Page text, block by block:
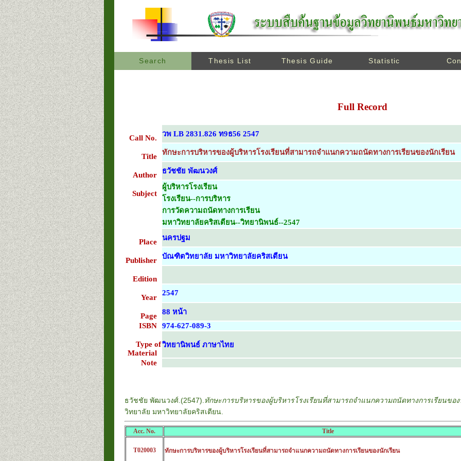
Search Thesis List Thesis Guide Statistic
Full Record
Call No. วพ LB 2831.826 ท9ธ56 2547
Title ทักษะการบริหารของผู้บริหารโรงเรียนที่สามารถจำแนกความถนัดทางการเรียนของนักเรียน
Author ธวัชชัย พัฒนวงศ์
Subject
ผู้บริหารโรงเรียน
โรงเรียน--การบริหาร
การวัดความถนัดทางการเรียน
มหาวิทยาลัยคริสเตียน--วิทยานิพนธ์--2547
Place นครปฐม
Publisher บัณฑิตวิทยาลัย มหาวิทยาลัยคริสเตียน
Edition
Year
2547
Page
88 หน้า
ISBN
974-627-089-3
Type of
Material
วิทยานิพนธ์ ภาษาไทย
Note
ธวัชชัย พัฒนวงศ์.(2547). ทักษะการบริหารของผู้บริหารโรงเรียนที่สามารถจำแนกความถนัดทางการเรียนขอ
วิทยาลัย มหาวิทยาลัยคริสเตียน.
Acc. No. Title
T020003 ทักษะการบริหารของผู้บริหารโรงเรียนที่สามารถจำแนกความถนัดทางการเรียนของนักเรียน